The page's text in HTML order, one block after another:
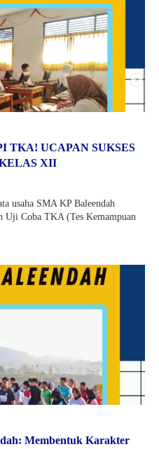
TKA! UCAPAN SUKSES
XII
usaha SMA KP Baleendah
Uji Coba TKA (Tes Kemampuan
Membentuk Karakter